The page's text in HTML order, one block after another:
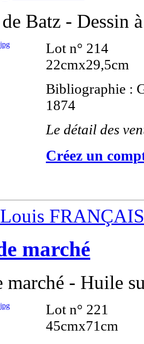
Batz - Dessin
Lot n° 214
22cmx29,5cm
Bibliographie :
1874
Le détail des
Créez un
FRANÇAIS
marché
marché - Huile
Lot n° 221
45cmx71cm